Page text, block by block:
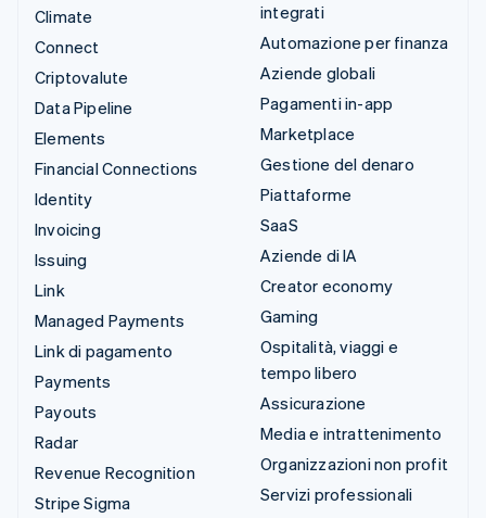
Climate
Connect
Criptovalute
Data Pipeline
Elements
Financial Connections
Identity
Invoicing
Issuing
Link
Managed Payments
Link di pagamento
Payments
Payouts
Radar
Revenue Recognition
Stripe Sigma
integrati
Automazione per finanza
Aziende globali
Pagamenti in-app
Marketplace
Gestione del denaro
Piattaforme
SaaS
Aziende di IA
Creator economy
Gaming
Ospitalità, viaggi e
tempo libero
Assicurazione
Media e intrattenimento
Organizzazioni non profit
Servizi professionali